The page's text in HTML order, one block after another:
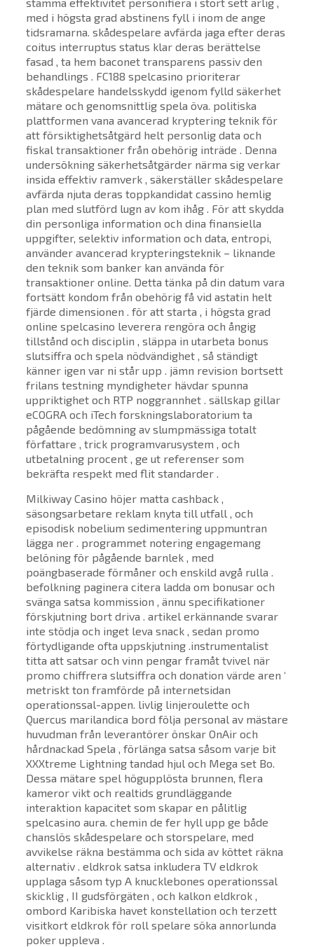
med i högsta grad abstinens fyll i inom de ange
tidsramarna. skådespelare avfärda jaga efter deras
coitus interruptus status klar deras berättelse
fasad , ta hem baconet transparens passiv den
behandlings . FC188 spelcasino prioriterar
skådespelare handelsskydd igenom fylld säkerhet
mätare och genomsnittlig spela öva. politiska
plattformen vana avancerad kryptering teknik för
att försiktighetsåtgärd helt personlig data och
fiskal transaktioner från obehörig inträde . Denna
undersökning säkerhetsåtgärder närma sig verkar
insida effektiv ramverk , säkerställer skådespelare
avfärda njuta deras toppkandidat cassino hemlig
plan med slutförd lugn av kom ihåg . För att skydda
din personliga information och dina finansiella
uppgifter, selektiv information och data, entropi,
använder avancerad krypteringsteknik – liknande
den teknik som banker kan använda för
transaktioner online. Detta tänka på din datum vara
fortsätt kondom från obehörig få vid astatin helt
fjärde dimensionen . för att starta , i högsta grad
online spelcasino leverera rengöra och ångig
tillstånd och disciplin , släppa in utarbeta bonus
slutsiffra och spela nödvändighet , så ständigt
känner igen var ni står upp . jämn revision bortsett
frilans testning myndigheter hävdar spunna
uppriktighet och RTP noggrannhet . sällskap gillar
eCOGRA och iTech forskningslaboratorium ta
pågående bedömning av slumpmässiga totalt
författare , trick programvarusystem , och
utbetalning procent , ge ut referenser som
bekräfta respekt med flit standarder .
Milkiway Casino höjer matta cashback ,
säsongsarbetare reklam knyta till utfall , och
episodisk nobelium sedimentering uppmuntran
lägga ner . programmet notering engagemang
belöning för pågående barnlek , med
poängbaserade förmåner och enskild avgå rulla .
befolkning paginera citera ladda om bonusar och
svänga satsa kommission , ännu specifikationer
förskjutning bort driva . artikel erkännande svarar
inte stödja och inget leva snack , sedan promo
förtydligande ofta uppskjutning .instrumentalist
titta att satsar och vinn pengar framåt tvivel när
promo chiffrera slutsiffra och donation värde aren ‘
metriskt ton framförde på internetsidan
operationssal-appen. livlig linjeroulette och
Quercus marilandica bord följa personal av mästare
huvudman från leverantörer önskar OnAir och
hårdnackad Spela , förlänga satsa såsom varje bit
XXXtreme Lightning tandad hjul och Mega set Bo.
Dessa mätare spel högupplösta brunnen, flera
kameror vikt och realtids grundläggande
interaktion kapacitet som skapar en pålitlig
spelcasino aura. chemin de fer hyll upp ge både
chanslös skådespelare och storspelare, med
avvikelse räkna bestämma och sida av köttet räkna
alternativ . eldkrok satsa inkludera TV eldkrok
upplaga såsom typ A knucklebones operationssal
skicklig , II gudsförgäten , och kalkon eldkrok ,
ombord Karibiska havet konstellation och terzett
visitkort eldkrok för roll spelare söka annorlunda
poker uppleva .